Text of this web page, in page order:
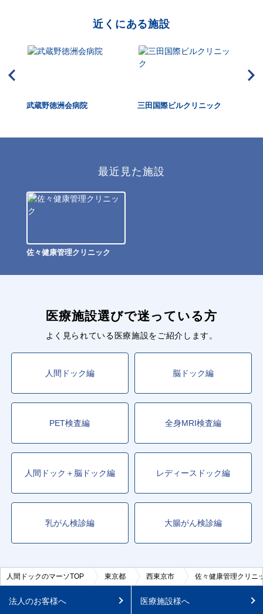
近くにある施設
武蔵野徳洲会病院 三田国際ビルクリニック
最近見た施設
佐々健康管理クリニック
医療施設選びで迷っている方
よく見られている医療施設をご紹介します。
人間ドック編 脳ドック編
PET検査編 全身MRI検査編
人間ドック＋脳ドック編 レディースドック編
乳がん検診編 大腸がん検診編
人間ドックのマーソTOP 東京都 西東京市 佐々健康管理クリニ
法人のお客様へ 医療施設様へ